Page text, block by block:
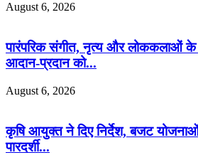
August 6, 2026
पारंपरिक संगीत, नृत्य और लोककलाओं
आदान-प्रदान को...
August 6, 2026
कृषि आयुक्त ने दिए निर्देश, बजट
पारदर्शी...